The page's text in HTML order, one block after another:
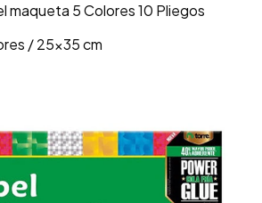
maqueta 5 Colores 10 Pliegos
/ 25x35 cm